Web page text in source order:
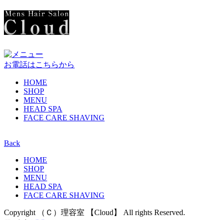
お電話はこちらから
HOME
SHOP
MENU
HEAD SPA
FACE CARE SHAVING
Back
HOME
SHOP
MENU
HEAD SPA
FACE CARE SHAVING
Copyright （Ｃ）理容室 【Cloud】 All rights Reserved.